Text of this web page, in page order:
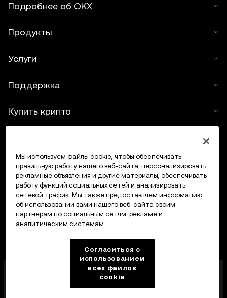
Подробнее об OKX
Продукты
Услуги
Поддержка
Купить крипто
Трейдинг
Компания OKX Europe Limited, работающая под
торговой маркой OKX, получила лицензию
поставщика услуг в сфере криптоактивов от MFSA
Мы используем файлы cookie, чтобы обеспечивать
правильную работу нашего веб-сайта, персонализировать
рекламные объявления и другие материалы, обеспечивать
работу функций социальных сетей и анализировать
сетевой трафик. Мы также предоставляем информацию
об использовании вами нашего веб-сайта своим
партнерам по социальным сетям, рекламе и
аналитическим системам.
Согласиться с
использованием
всех файлов
cookie